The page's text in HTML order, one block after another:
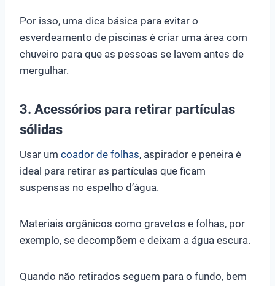
Por isso, uma dica básica para evitar o
esverdeamento de piscinas é criar uma área com
chuveiro para que as pessoas se lavem antes de
mergulhar.
3. Acessórios para retirar partículas
sólidas
Usar um coador de folhas, aspirador e peneira é
ideal para retirar as partículas que ficam
suspensas no espelho d’água.
Materiais orgânicos como gravetos e folhas, por
exemplo, se decompõem e deixam a água escura.
Quando não retirados seguem para o fundo, bem